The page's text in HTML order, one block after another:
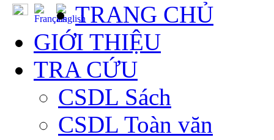
TRANG CHỦ
GIỚI THIỆU
TRA CỨU
CSDL Sách
CSDL Toàn văn